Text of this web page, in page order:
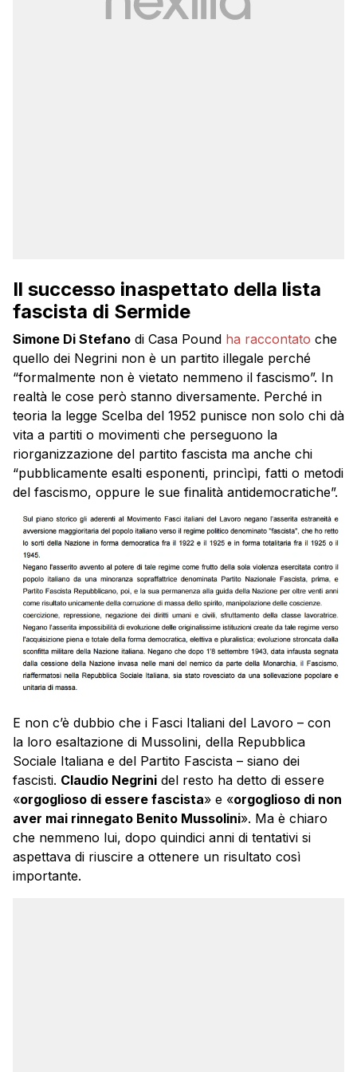
Il successo inaspettato della lista
fascista di Sermide
Simone Di Stefano di Casa Pound ha raccontato che
quello dei Negrini non è un partito illegale perché
“formalmente non è vietato nemmeno il fascismo”. In
realtà le cose però stanno diversamente. Perché in
teoria la legge Scelba del 1952 punisce non solo chi dà
vita a partiti o movimenti che perseguono la
riorganizzazione del partito fascista ma anche chi
“pubblicamente esalti esponenti, princìpi, fatti o metodi
del fascismo, oppure le sue finalità antidemocratiche”.
E non c’è dubbio che i Fasci Italiani del Lavoro – con
la loro esaltazione di Mussolini, della Repubblica
Sociale Italiana e del Partito Fascista – siano dei
fascisti. Claudio Negrini del resto ha detto di essere
«orgoglioso di essere fascista» e «orgoglioso di non
aver mai rinnegato Benito Mussolini». Ma è chiaro
che nemmeno lui, dopo quindici anni di tentativi si
aspettava di riuscire a ottenere un risultato così
importante.